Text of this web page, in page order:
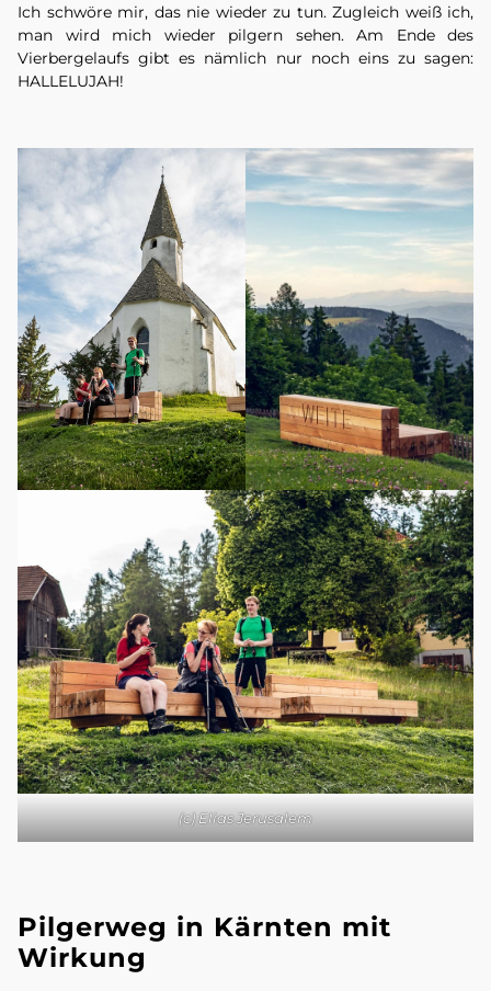
Ich schwöre mir, das nie wieder zu tun. Zugleich weiß ich,
man wird mich wieder pilgern sehen. Am Ende des
Vierbergelaufs gibt es nämlich nur noch eins zu sagen:
HALLELUJAH!
(c) Elias Jerusalem
Pilgerweg in Kärnten mit
Wirkung